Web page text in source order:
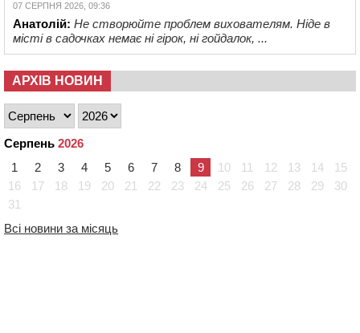
07 СЕРПНЯ 2026, 09:36
Анатолій: Не створюйте проблем вихователям. Ніде в
місті в садочках немає ні гірок, ні гойдалок, ...
АРХІВ НОВИН
Серпень 2026
1
2 3 4 5 6 7 8 9 10 11 12 13 14
15
16
17 18 19 20 21 22 23 24 25 26 27 28 29
30
31
Всі новини за місяць